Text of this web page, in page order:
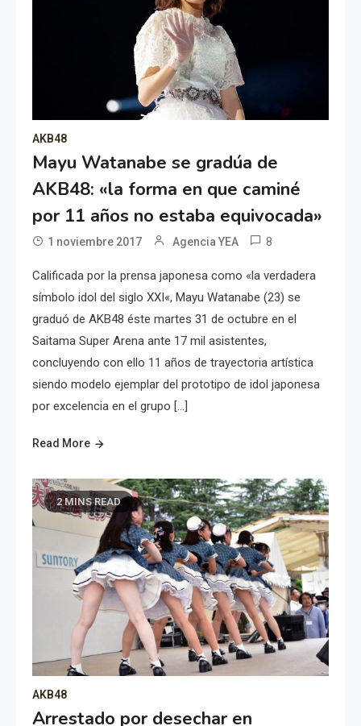
AKB48
Mayu Watanabe se gradúa de
AKB48: «la forma en que caminé
por 11 años no estaba equivocada»
1 noviembre 2017 Agencia YEA 8
Calificada por la prensa japonesa como «la verdadera
símbolo idol del siglo XXI«, Mayu Watanabe (23) se
graduó de AKB48 éste martes 31 de octubre en el
Saitama Super Arena ante 17 mil asistentes,
concluyendo con ello 11 años de trayectoria artística
siendo modelo ejemplar del prototipo de idol japonesa
por excelencia en el grupo […]
Read More
2 MINS READ
AKB48
Arrestado por desechar en